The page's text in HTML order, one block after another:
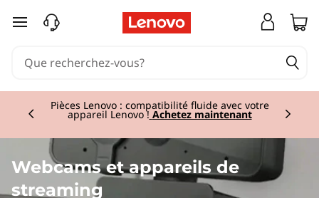
W
a
m
passer au contenu principal
Pièces Lenovo : compatibilité fluide avec votre
appareil Lenovo ! Achetez maintenant
Currently displaying item 2 of 3
Webcams et appareils de
streaming